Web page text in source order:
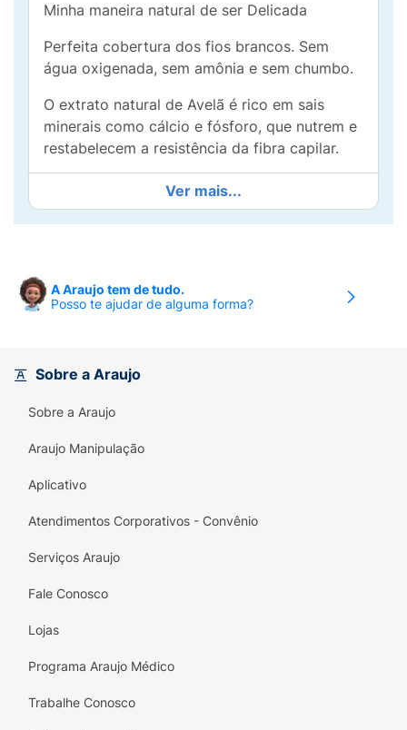
Minha maneira natural de ser Delicada
Perfeita cobertura dos fios brancos. Sem
água oxigenada, sem amônia e sem chumbo.
O extrato natural de Avelã é rico em sais
minerais como cálcio e fósforo, que nutrem e
restabelecem a resistência da fibra capilar.
Para mim, beleza tem muito a ver com
suavidade e delicadeza. Por isso, a cor que
escolhi para os meus cabelos precisa me
a minha opção natural, muito fácil de ser
percebida por todos e que é capaz de me
Ver mais...
A Araujo tem de tudo.
Posso te ajudar de alguma forma?
Sobre a Araujo
Sobre a Araujo
Araujo Manipulação
Aplicativo
Atendimentos Corporativos - Convênio
Serviços Araujo
Fale Conosco
Lojas
Programa Araujo Médico
Trabalhe Conosco